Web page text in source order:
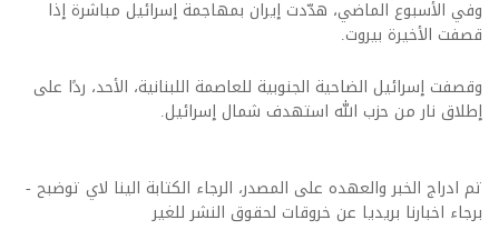
وفي الأسبوع الماضي، هدّدت إيران بمهاجمة إسرائيل مباشرة إذا
قصفت الأخيرة بيروت.
وقصفت إسرائيل الضاحية الجنوبية للعاصمة اللبنانية، الأحد، ردًا على
إطلاق نار من حزب الله استهدف شمال إسرائيل.
تم ادراج الخبر والعهده على المصدر، الرجاء الكتابة الينا لاي توضبح -
برجاء اخبارنا بريديا عن خروقات لحقوق النشر للغير